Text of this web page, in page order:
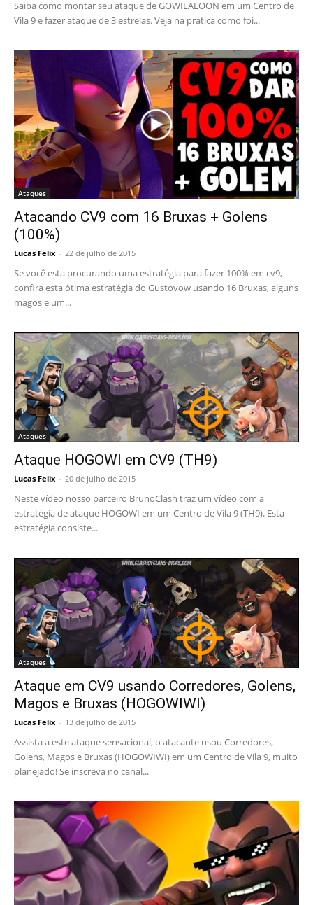
Saiba como montar seu ataque de GOWILALOON em um Centro de
Vila 9 e fazer ataque de 3 estrelas. Veja na prática como foi...
Ataques
Atacando CV9 com 16 Bruxas + Golens
(100%)
Lucas Felix - 22 de julho de 2015
Se você esta procurando uma estratégia para fazer 100% em cv9,
confira esta ótima estratégia do Gustovow usando 16 Bruxas, alguns
magos e um...
Ataques
Ataque HOGOWI em CV9 (TH9)
Lucas Felix - 20 de julho de 2015
Neste vídeo nosso parceiro BrunoClash traz um vídeo com a
estratégia de ataque HOGOWI em um Centro de Vila 9 (TH9). Esta
estratégia consiste...
Ataques
Ataque em CV9 usando Corredores, Golens,
Magos e Bruxas (HOGOWIWI)
Lucas Felix - 13 de julho de 2015
Assista a este ataque sensacional, o atacante usou Corredores,
Golens, Magos e Bruxas (HOGOWIWI) em um Centro de Vila 9, muito
planejado! Se inscreva no canal...